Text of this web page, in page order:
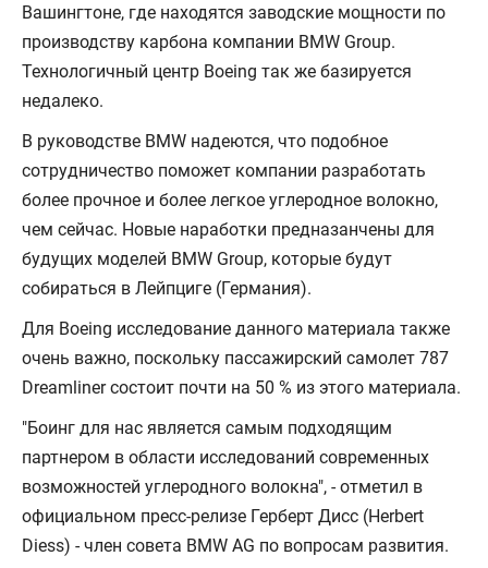
Вашингтоне, где находятся заводские мощности по
производству карбона компании BMW Group.
Технологичный центр Boeing так же базируется
недалеко.
В руководстве BMW надеются, что подобное
сотрудничество поможет компании разработать
более прочное и более легкое углеродное волокно,
чем сейчас. Новые наработки предназанчены для
будущих моделей BMW Group, которые будут
собираться в Лейпциге (Германия).
Для Boeing исследование данного материала также
очень важно, поскольку пассажирский самолет 787
Dreamliner состоит почти на 50 % из этого материала.
"Боинг для нас является самым подходящим
партнером в области исследований современных
возможностей углеродного волокна", - отметил в
официальном пресс-релизе Герберт Дисс (Herbert
Diess) - член совета BMW AG по вопросам развития.